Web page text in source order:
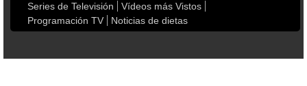
Series de Televisión
Vídeos más Vistos
Programación TV
Noticias de dietas